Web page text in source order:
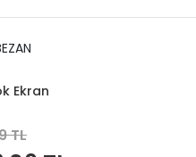
Ekran
TL